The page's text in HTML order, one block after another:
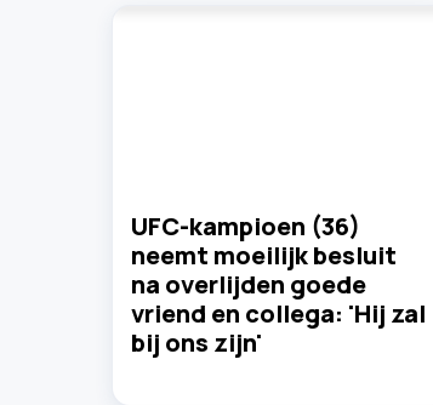
UFC-kampioen (36)
neemt moeilijk besluit
na overlijden goede
vriend en collega: 'Hij zal
bij ons zijn'